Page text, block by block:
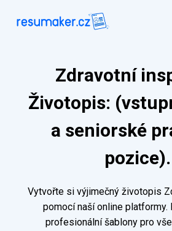
Zdravotní
Životopis:
a seniorské
pozice).
Vytvořte si výjimečný životopis
pomocí naší online platformy.
profesionální šablony pro